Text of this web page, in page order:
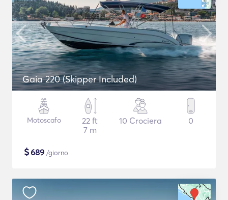
Gaia 220 (Skipper Included)
Motoscafo
22 ft
7 m
10 Crociera 0
$689 /giorno